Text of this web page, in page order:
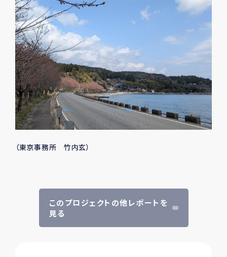
（東京事務所 竹内玄）
このプロジェクトの他レポートを
見る